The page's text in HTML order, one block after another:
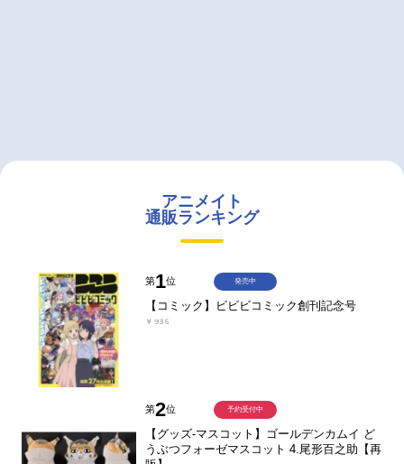
アニメイト
通販ランキング
第1位
【コミック】ビビビコミック創刊記念号
￥935
発売中
第2位
【グッズ-マスコット】ゴールデンカムイ ど
うぶつフォーゼマスコット 4.尾形百之助【再
予約受付中